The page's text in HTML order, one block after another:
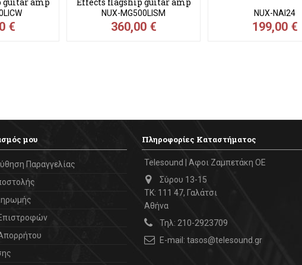
ΑΝΑΜΈΝΕΤΑΙ
μου
Παραγγελίας
Πληροφορίες Καταστήματος
Telesound | Αφοι Ζαμπετάκη ΟΕ
Σύρου 13-15
ΤΚ: 111 47, Γαλάτσι
Αθήνα
Τηλ: 210-2923709
E-mail: tasos@telesound.gr